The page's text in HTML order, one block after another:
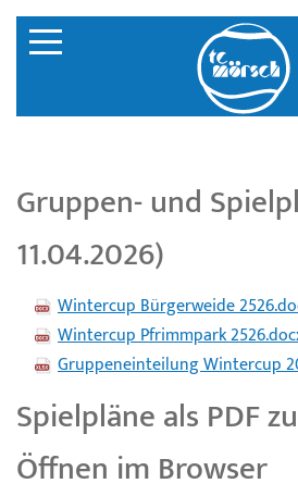
Gruppen- und
11.04.2026)
Wintercup Bürgerweide
Wintercup Pfrimmpark
Gruppeneinteilung Wintercup
Spielpläne als PDF
Öffnen im Browser